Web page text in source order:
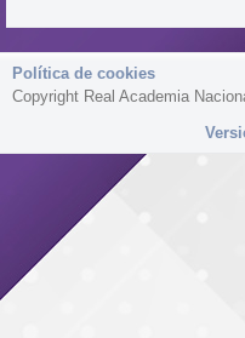
Política de cookies
Copyright Real Academia